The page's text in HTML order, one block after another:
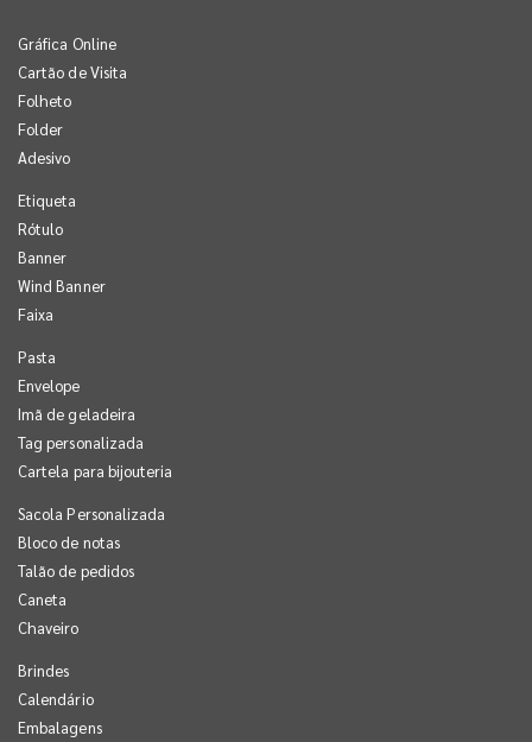
Gráfica Online
Cartão de Visita
Folheto
Folder
Adesivo
Etiqueta
Rótulo
Banner
Wind Banner
Faixa
Pasta
Envelope
Imã de geladeira
Tag personalizada
Cartela para bijouteria
Sacola Personalizada
Bloco de notas
Talão de pedidos
Caneta
Chaveiro
Brindes
Calendário
Embalagens